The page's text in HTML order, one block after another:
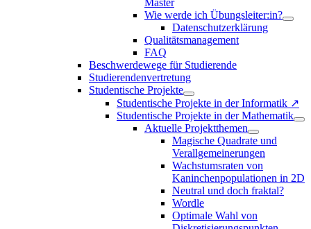
Wie werde ich Übungsleiter:in?
Datenschutzerklärung
Qualitätsmanagement
FAQ
Beschwerdewege für Studierende
Studierendenvertretung
Studentische Projekte
Studentische Projekte in der Informatik ↗
Studentische Projekte in der Mathematik
Aktuelle Projektthemen
Magische Quadrate und
Verallgemeinerungen
Wachstumsraten von
Kaninchenpopulationen in 2D
Neutral und doch fraktal?
Wordle
Optimale Wahl von